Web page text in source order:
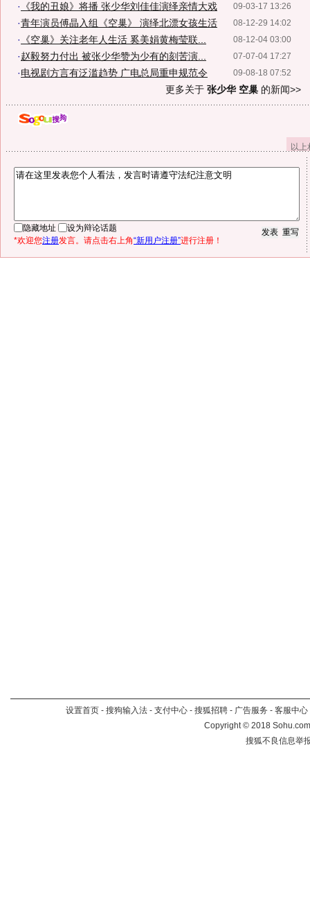
09-03-17 13:26
· 《我的丑娘》将播 张少华刘佳佳演绎亲情大戏
08-12-29 14:02
·青年演员傅晶入组《空巢》 演绎北漂女孩生活
08-12-04 03:00
· 《空巢》关注老年人生活 奚美娟黄梅莹联...
07-07-04 17:27
·赵毅努力付出 被张少华赞为少有的刻苦演...
09-08-18 07:52
·电视剧方言有泛滥趋势 广电总局重申规范令
更多关于 张少华 空巢 的新闻>>
以
隐藏地址
设为辩论话题
*欢迎您注册发言。请点击右上角“新用户注册”进行注册！
设置首页 - 搜狗输入法 - 支付中心 - 搜狐招聘 - 广告服务 - 客服中心
Copyright©2018
搜狐不良信息举